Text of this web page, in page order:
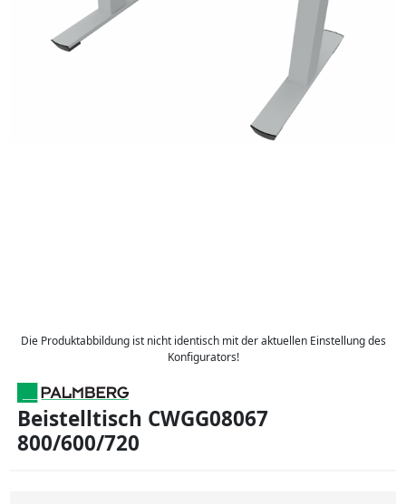
Die Produktabbildung ist nicht identisch mit der aktuellen Einstellung des
Konfigurators!
Beistelltisch CWGG08067
800/600/720